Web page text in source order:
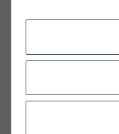
Kategorien